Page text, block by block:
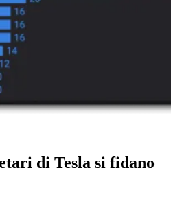
di Tesla si fidano